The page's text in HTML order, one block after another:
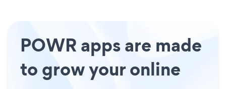
POWR apps are made
to grow your online